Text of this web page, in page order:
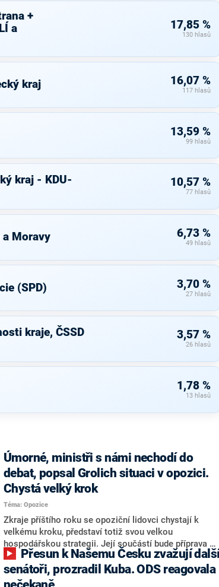
+
a
17,85 %
130 hlasů
kraj 16,07 %
117 hlasů
13,59 %
99 hlasů
kraj - KDU-
10,57 %
77 hlasů
a Moravy 6,73 %
49 hlasů
(SPD) 3,70 %
27 hlasů
kraje, ČSSD
3,57 %
26 hlasů
1,78 %
13 hlasů
Úmorné, ministři s námi nechodí do
debat, popsal Grolich situaci v opozici.
Chystá velký krok
Téma: Opozice
Zkraje příštího roku se opoziční lidovci chystají k
velkému kroku, představí totiž svou velkou
hospodářskou strategii. Její součástí bude příprava na
stárnutí populace, řekl ve středu na setkání s novináři
nový předseda lidovců Jan Grolich. Ten zároveň v
senátních volbách kandiduje ve Vyškově. Popsal i
senátoři, prozradil Kuba. ODS reagovala